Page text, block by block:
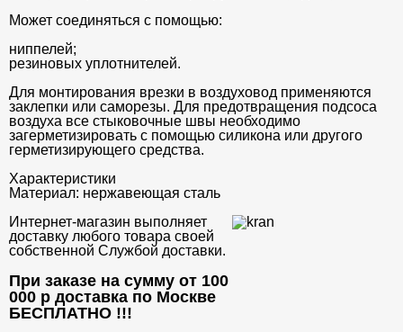
Может соединяться с помощью:
ниппелей;
резиновых уплотнителей.
Для монтирования врезки в воздуховод применяются
заклепки или саморезы. Для предотвращения подсоса
воздуха все стыковочные швы необходимо
загерметизировать с помощью силикона или другого
герметизирующего средства.
Характеристики
Материал: нержавеющая сталь
Интернет-магазин выполняет
доставку любого товара своей
собственной Службой доставки.
При заказе на сумму от 100
000 р доставка по Москве
БЕСПЛАТНО !!!